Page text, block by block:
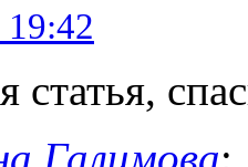
19:42
статья,
Галимова: